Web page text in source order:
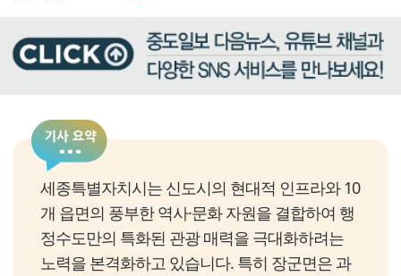
세종특별자치시는 신도시의 현대적 인프라와 10
개 읍면의 풍부한 역사·문화 자원을 결합하여 행
정수도만의 특화된 관광 매력을 극대화하려는
노력을 본격화하고 있습니다. 특히 장군면은 과